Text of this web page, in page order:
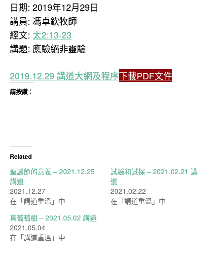
日期: 2019年12月29日
講員: 馮卓欽牧師
經文: 太2:13-23
講題: 應驗絕非靈驗
2019.12.29 講道大網及程序下載PDF文件
請按讚：
Related
聖誕節的意義 – 2021.12.25
講道
2021.12.27
在「講道重溫」中
試驗和試探 – 2021.02.21 講
道
2021.02.22
在「講道重溫」中
真葡萄樹 – 2021.05.02 講道
2021.05.04
在「講道重溫」中